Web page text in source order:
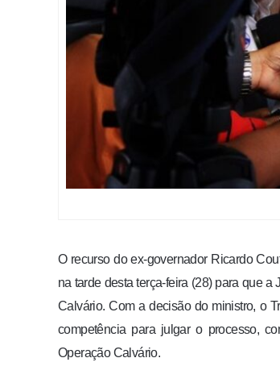
O recurso do ex-governador Ricardo
na tarde desta terça-feira (28) para que
Calvário. Com a decisão do ministro, o
competência para julgar o processo,
Operação Calvário.